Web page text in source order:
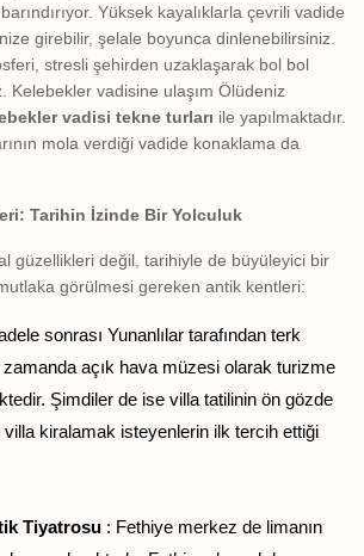
Yüksek kayalıklarla çevrili vadide
girebilir, şelale boyunca dinlenebilirsiniz.
stresli şehirden uzaklaşarak bol bol
Kelebekler vadisine ulaşım Ölüdeniz
vadisi tekne turları ile yapılmaktadır.
mola verdiği vadide konaklama da
Tarihin İzinde Bir Yolculuk
güzellikleri değil, tarihiyle de büyüleyici bir
görülmesi gereken antik kentleri:
sonrası Yunanlılar tarafından terk
zamanda açık hava müzesi olarak turizme
Şimdiler de ise villa tatilinin ön gözde
kiralamak isteyenlerin ilk tercih ettiği
Tiyatrosu : Fethiye merkez de limanın